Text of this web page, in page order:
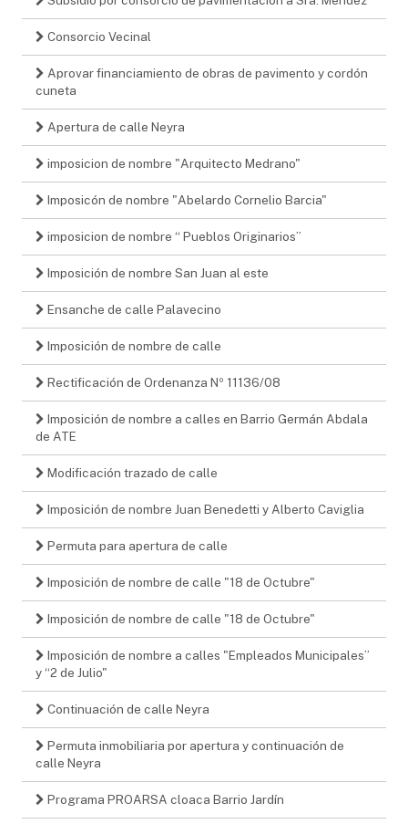
Consorcio Vecinal
Aprovar financiamiento de obras de pavimento y cordón
cuneta
Apertura de calle Neyra
imposicion de nombre "Arquitecto Medrano"
Imposicón de nombre "Abelardo Cornelio Barcia"
imposicion de nombre “ Pueblos Originarios”
Imposición de nombre San Juan al este
Ensanche de calle Palavecino
Imposición de nombre de calle
Rectificación de Ordenanza Nº 11136/08
Imposición de nombre a calles en Barrio Germán Abdala
de ATE
Modificación trazado de calle
Imposición de nombre Juan Benedetti y Alberto Caviglia
Permuta para apertura de calle
Imposición de nombre de calle "18 de Octubre"
Imposición de nombre de calle "18 de Octubre"
Imposición de nombre a calles "Empleados Municipales”
y “2 de Julio"
Continuación de calle Neyra
Permuta inmobiliaria por apertura y continuación de
calle Neyra
Programa PROARSA cloaca Barrio Jardín